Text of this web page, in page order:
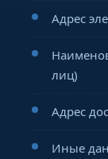
Адрес
лиц)
Адрес
Иные